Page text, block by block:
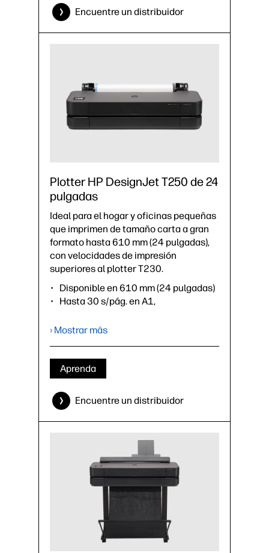
Encuentre un distribuidor
Plotter HP DesignJet T250 de 24
pulgadas
Ideal para el hogar y oficinas pequeñas
que imprimen de tamaño carta a gran
formato hasta 610 mm (24 pulgadas),
con velocidades de impresión
superiores al plotter T230.
Disponible en 610 mm (24 pulgadas)
Hasta 30 s/pág. en A1,
512 MB de memoria interna
automático de hojas (cambia
automáticamente de rollo a hoja), eje
Ficha técnica (PDF)
› Mostrar más
Aprenda
Encuentre un distribuidor